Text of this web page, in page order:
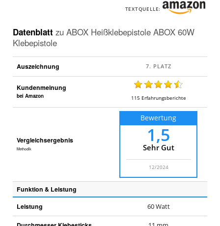
TEXTQUELLE:
Datenblatt zu ABOX Heißklebepistole ABOX 60W
Klebepistole
Auszeichnung
Kundenmeinung
bei Amazon 115 Erfahrungsberichte
Vergleichsergebnis
Methodik
Bewertung
1,5
Sehr Gut
12/2024
Funktion & Leistung
Leistung
60 Watt